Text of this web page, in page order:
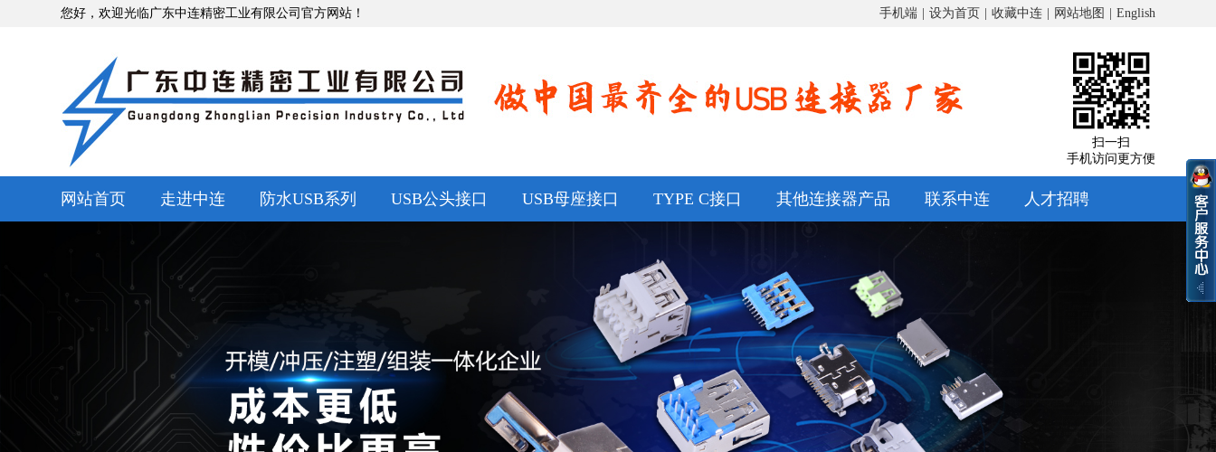
您好，欢迎光临广东中连精密工业有限公司官方网站！ 手机端 设为首页 收藏中连 网站地图 English
扫一扫
手机访问更方便
网站首页 走进中连 防水USB系列 USB公头接口 USB母座接口 TYPE C接口 其他连接器产品 联系中连 人才招聘